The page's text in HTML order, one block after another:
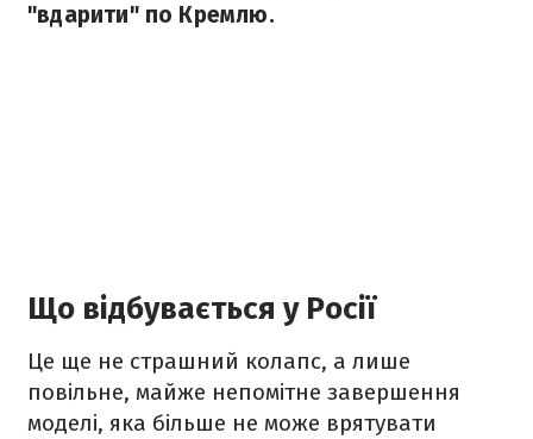
"вдарити" по Кремлю.
Що відбувається у Росії
Це ще не страшний колапс, а лише
повільне, майже непомітне завершення
моделі, яка більше не може врятувати